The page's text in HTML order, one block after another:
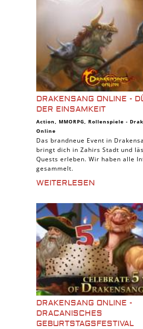
DRAKENSANG ONLINE -
DER EINSAMKEIT
Action, MMORPG, Rollenspiele -
Online
Das brandneue Event in
bringt dich in Zahirs Stadt und
Quests erleben. Wir haben alle
gesammelt.
WEITERLESEN
DRAKENSANG ONLINE -
DRACANISCHES
GEBURTSTAGSFESTIVAL